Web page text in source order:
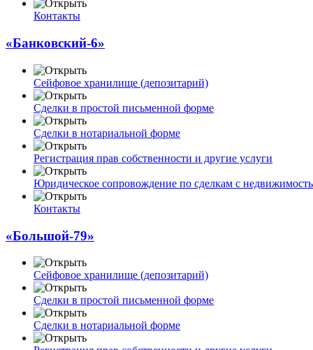
Контакты
«Банковский-6»
Сейфовое хранилище (депозитарий)
Сделки в простой письменной форме
Сделки в нотариальной форме
Регистрация прав собственности и другие услуги
Юридическое сопровождение по сделкам с
Контакты
«Большой-79»
Сейфовое хранилище (депозитарий)
Сделки в простой письменной форме
Сделки в нотариальной форме